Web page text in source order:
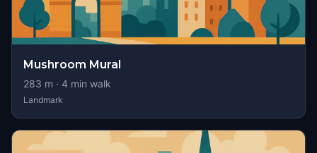
Mushroom Mural
283 m · 4 min walk
Landmark